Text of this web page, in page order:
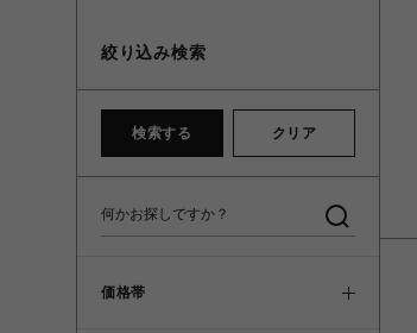
絞り込み検索
検索する クリア
価格帯